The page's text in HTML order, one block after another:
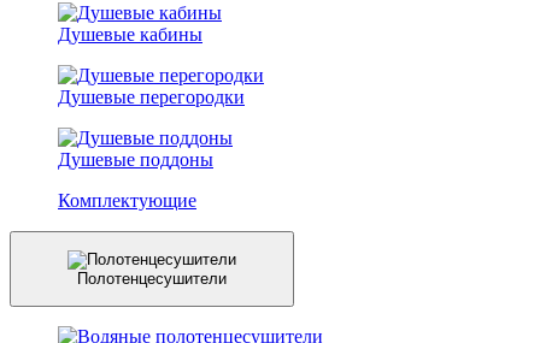
Душевые кабины
Душевые перегородки
Душевые поддоны
Комплектующие
Полотенцесушители